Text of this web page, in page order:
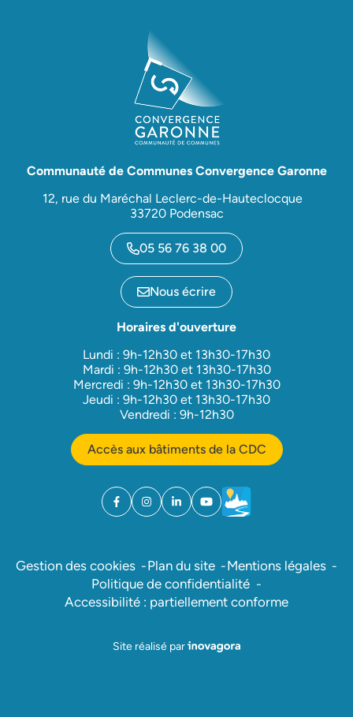
Communauté de Communes Convergence Garonne
12, rue du Maréchal Leclerc-de-Hauteclocque
33720 Podensac
05 56 76 38 00
Nous écrire
Horaires d'ouverture
Lundi : 9h-12h30 et 13h30-17h30
Mardi : 9h-12h30 et 13h30-17h30
Mercredi : 9h-12h30 et 13h30-17h30
Jeudi : 9h-12h30 et 13h30-17h30
Vendredi : 9h-12h30
Accès aux bâtiments de la CDC
Facebook
(ouverture dans un nouvel onglet)
Instagram
(ouverture dans un nouvel onglet)
Linkedin
(ouverture dans un nouvel onglet)
YouTube
(ouverture dans un nouvel
Météo
(ouverture dans un
Gestion des cookies Plan du site
Mentions légales
Politique de confidentialité
Accessibilité : partiellement conforme
Site réalisé parInovagora (ouverture dans un